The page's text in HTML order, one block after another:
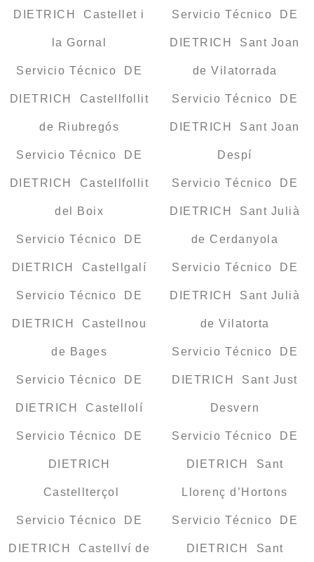
DIETRICH Castellet i
la Gornal
Servicio Técnico DE
DIETRICH Castellfollit
de Riubregós
Servicio Técnico DE
DIETRICH Castellfollit
del Boix
Servicio Técnico DE
DIETRICH Castellgalí
Servicio Técnico DE
DIETRICH Castellnou
de Bages
Servicio Técnico DE
DIETRICH Castellolí
Servicio Técnico DE
DIETRICH
Castellterçol
Servicio Técnico DE
DIETRICH Castellví de
Servicio Técnico DE
DIETRICH Sant Joan
de Vilatorrada
Servicio Técnico DE
DIETRICH Sant Joan
Despí
Servicio Técnico DE
DIETRICH Sant Julià
de Cerdanyola
Servicio Técnico DE
DIETRICH Sant Julià
de Vilatorta
Servicio Técnico DE
DIETRICH Sant Just
Desvern
Servicio Técnico DE
DIETRICH Sant
Llorenç d’Hortons
Servicio Técnico DE
DIETRICH Sant